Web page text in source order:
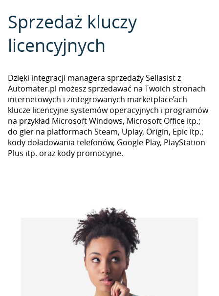
Sprzedaż kluczy
licencyjnych
Dzięki integracji managera sprzedaży Sellasist z
Automater.pl możesz sprzedawać na Twoich stronach
internetowych i zintegrowanych marketplace’ach
klucze licencyjne systemów operacyjnych i programów
na przykład Microsoft Windows, Microsoft Office itp.;
do gier na platformach Steam, Uplay, Origin, Epic itp.;
kody doładowania telefonów, Google Play, PlayStation
Plus itp. oraz kody promocyjne.